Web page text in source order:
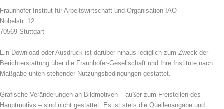
Fraunhofer-Institut für Arbeitswirtschaft und Organisation IAO
Nobelstr. 12
70569 Stuttgart
Ein Download oder Ausdruck ist darüber hinaus lediglich zum Zweck der
Berichterstattung über die Fraunhofer-Gesellschaft und Ihre Institute nach
Maßgabe unten stehender Nutzungsbedingungen gestattet.
Grafische Veränderungen an Bildmotiven – außer zum Freistellen des
Hauptmotivs – sind nicht gestattet. Es ist stets die Quellenangabe und